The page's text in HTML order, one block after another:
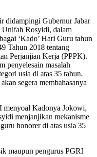
didampingi Gubernur Jabar
Rosyidi, dalam
‘Kado’ Hari Guru tahun
Tahun 2018 tentang
Perjanjian Kerja (PPPK).
penyelesain masalah
usia di atas 35 tahun.
segera membahasanya
menyoal Kadonya Jokowi,
menjanjikan mekanisme
honorer di atas usia 35
maupun pengurus PGRI